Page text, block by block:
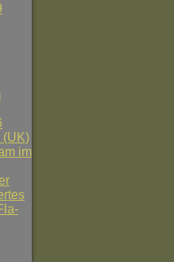
(UK)
im